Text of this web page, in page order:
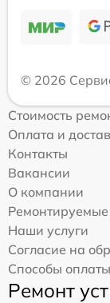
© 2026
Стоимость
Оплата и
Контакты
Вакансии
О компании
Наши услуги
Согласие на
Способы оплаты
Ремонт